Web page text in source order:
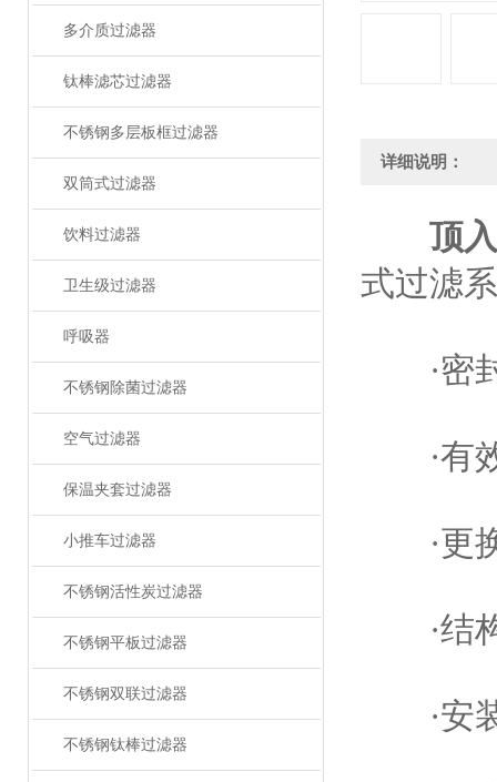
多介质过滤器
钛棒滤芯过滤器
不锈钢多层板框过滤器
双筒式过滤器
饮料过滤器
卫生级过滤器
呼吸器
不锈钢除菌过滤器
空气过滤器
保温夹套过滤器
小推车过滤器
不锈钢活性炭过滤器
不锈钢平板过滤器
不锈钢双联过滤器
不锈钢钛棒过滤器
详细说明：
顶
式过滤
·密封
·有效
·更换
·结构
·安装